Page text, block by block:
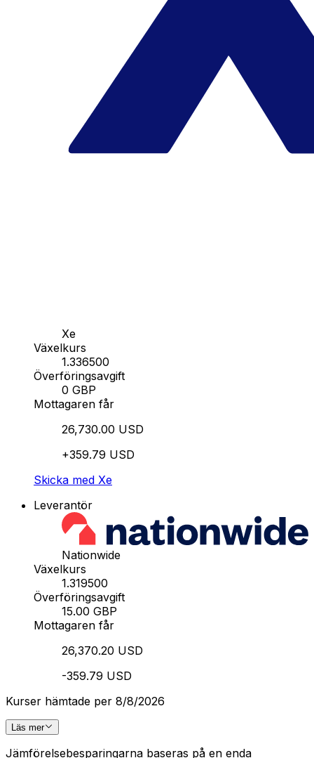
Xe
Växelkurs
1.336500
Överföringsavgift
0 GBP
Mottagaren får
26,730.00 USD
+359.79 USD
Skicka med Xe
Leverantör
Nationwide
Växelkurs
1.319500
Överföringsavgift
15.00 GBP
Mottagaren får
26,370.20 USD
-359.79 USD
Kurser hämtade per 8/8/2026
Läs mer
Jämförelsebesparingarna baseras på en enda